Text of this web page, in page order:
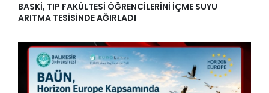
BASKİ, TIP FAKÜLTESİ ÖĞRENCİLERİNİ İÇME SUYU
ARITMA TESİSİNDE AĞIRLADI